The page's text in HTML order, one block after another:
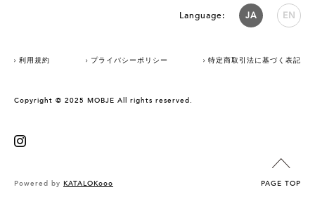
Language: JA EN
利用規約 プライバシーポリシー 特定商取引法に基づく表記
Copyright © 2025 MOBJE All rights reserved.
Powered by KATALOKooo PAGE TOP